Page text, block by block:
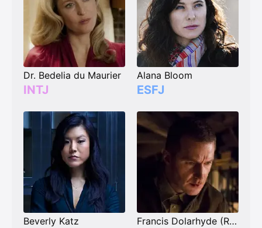
Dr. Bedelia du Maurier
INTJ
Alana Bloom
ESFJ
Beverly Katz Francis Dolarhyde (Red Dragon)